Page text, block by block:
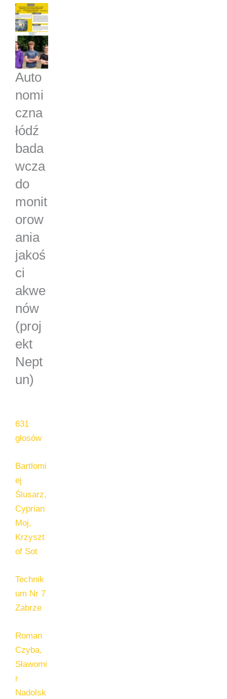
Auto
nomi
czna
łódź
bada
wcza
do
monit
orow
ania
jakoś
ci
akwe
nów
(proj
ekt
Nept
un)
631
głosów
Bartłomi
ej
Ślusarz,
Cyprian
Moj,
Krzyszt
of Sot
Technik
um Nr 7
Zabrze
Roman
Czyba,
Sławomi
r
Nadolsk